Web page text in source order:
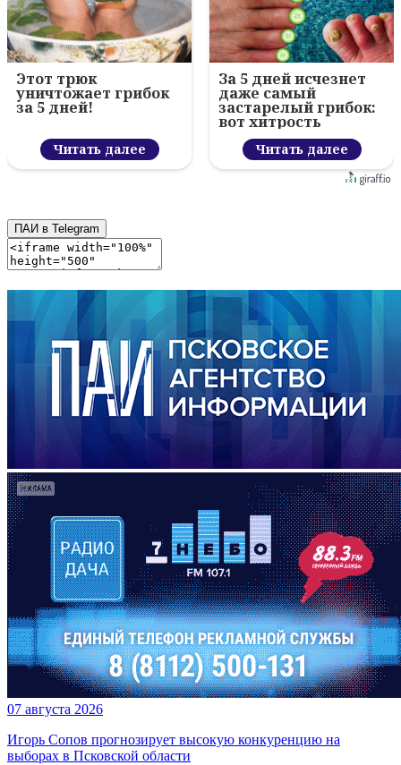
Этот трюк
уничтожает грибок
за 5 дней!
Читать далее
За 5 дней исчезнет
даже самый
застарелый грибок:
вот хитрость
Читать далее
ПАИ в Telegram
07 августа 2026
Игорь Сопов прогнозирует высокую конкуренцию на
выборах в Псковской области